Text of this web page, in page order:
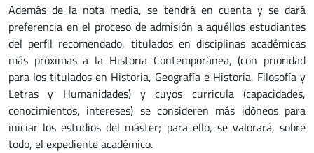
Además de la nota media, se tendrá en cuenta y se dará
preferencia en el proceso de admisión a aquéllos estudiantes
del perfil recomendado, titulados en disciplinas académicas
más próximas a la Historia Contemporánea, (con prioridad
para los titulados en Historia, Geografía e Historia, Filosofía y
Letras y Humanidades) y cuyos curricula (capacidades,
conocimientos, intereses) se consideren más idóneos para
iniciar los estudios del máster; para ello, se valorará, sobre
todo, el expediente académico.